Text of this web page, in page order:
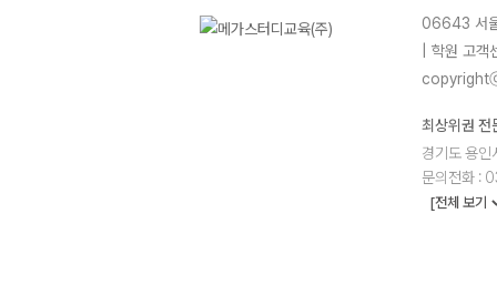
06643 서
| 학원 고
최상위권 전
경기도 용
문의전화 :
[전체 보기